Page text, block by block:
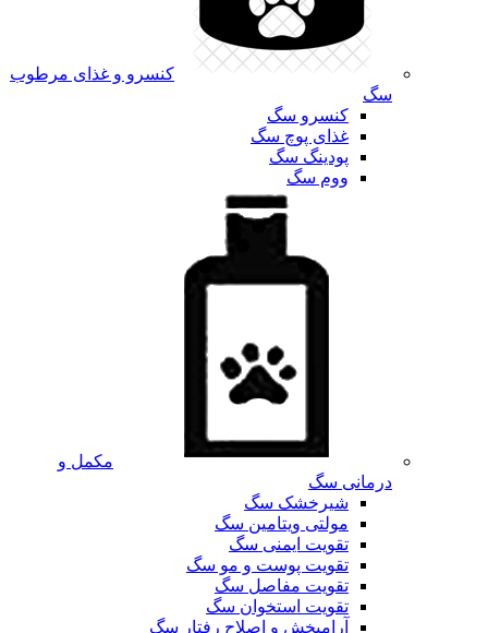
کنسرو و غذای مرطوب
سگ
کنسرو سگ
غذای پوچ سگ
پودینگ سگ
ووم سگ
مکمل و
درمانی سگ
شیرخشک سگ
مولتی ویتامین سگ
تقویت ایمنی سگ
تقویت پوست و مو سگ
تقویت مفاصل سگ
تقویت استخوان سگ
آرامبخش و اصلاح رفتار سگ